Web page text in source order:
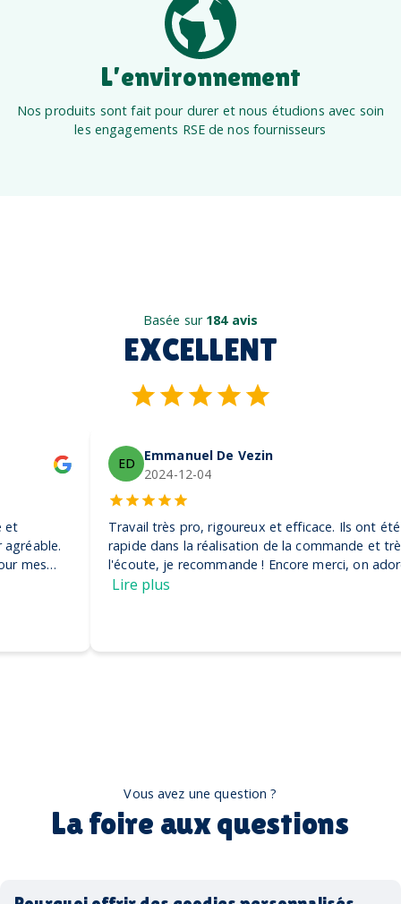
L’environnement
Nos produits sont fait pour durer et nous étudions avec soin
les engagements RSE de nos fournisseurs
Basée sur 184 avis
EXCELLENT
ED Emmanuel De Vezin
2024-12-04
Travail très pro, rigoureux et efficace. Ils ont été très
rapide dans la réalisation de la commande et très à
l'écoute, je recommande ! Encore merci, on adore nos
Vous avez une question ?
La foire aux questions